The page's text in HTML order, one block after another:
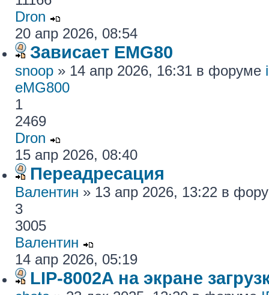
Dron
20 апр 2026, 08:54
Зависает EMG80
snoop » 14 апр 2026, 16:31 в форуме
eMG800
1
2469
Dron
15 апр 2026, 08:40
Переадресация
Валентин » 13 апр 2026, 13:22 в
3
3005
Валентин
14 апр 2026, 05:19
LIP-8002A на экране